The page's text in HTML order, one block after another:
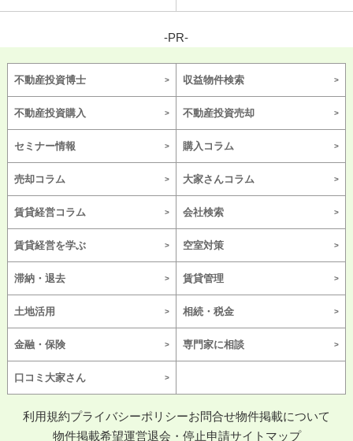
-PR-
不動産投資博士 収益物件検索
不動産投資購入 不動産投資売却
セミナー情報 購入コラム
売却コラム 大家さんコラム
賃貸経営コラム 会社検索
賃貸経営を学ぶ 空室対策
滞納・退去 賃貸管理
土地活用 相続・税金
金融・保険 専門家に相談
口コミ大家さん
利用規約プライバシーポリシーお問合せ物件掲載について
物件掲載希望運営退会・停止申請サイトマップ